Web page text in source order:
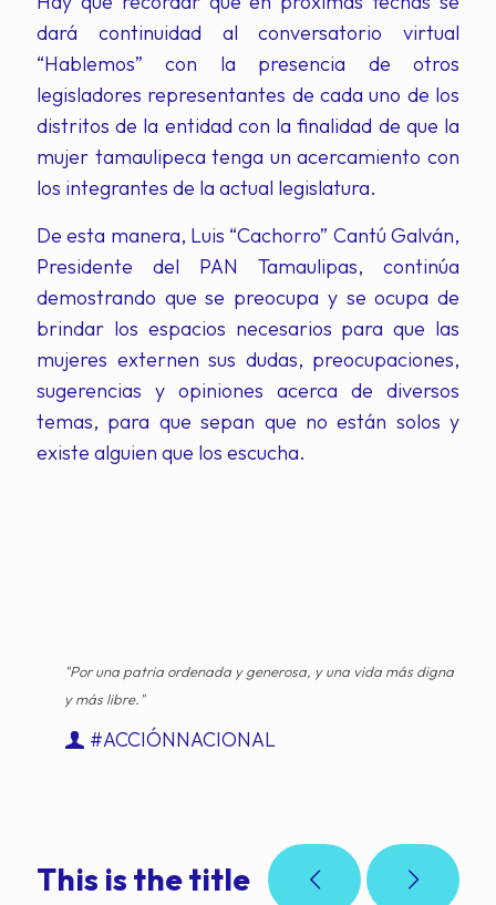
dará continuidad al conversatorio virtual
“Hablemos” con la presencia de otros
legisladores representantes de cada uno de los
distritos de la entidad con la finalidad de que la
mujer tamaulipeca tenga un acercamiento con
los integrantes de la actual legislatura.
De esta manera, Luis “Cachorro” Cantú Galván,
Presidente del PAN Tamaulipas, continúa
demostrando que se preocupa y se ocupa de
brindar los espacios necesarios para que las
mujeres externen sus dudas, preocupaciones,
sugerencias y opiniones acerca de diversos
temas, para que sepan que no están solos y
existe alguien que los escucha.
"Por una patria ordenada y generosa, y una vida más digna
y más libre."
#ACCIÓNNACIONAL
This is the title